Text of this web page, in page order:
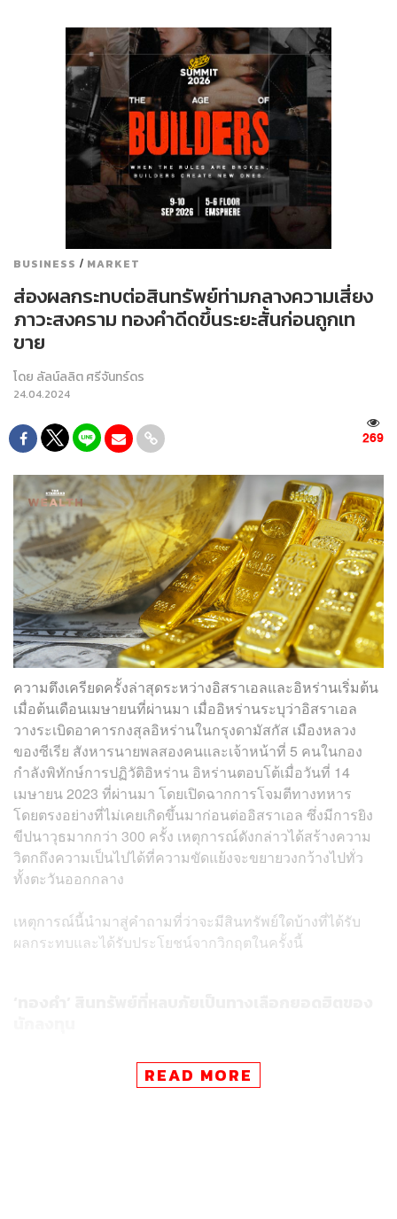
BUSINESS / MARKET
ส่องผลกระทบต่อสินทรัพย์ท่ามกลางความเสี่ยง
ภาวะสงคราม ทองคำดีดขึ้นระยะสั้นก่อนถูกเท
ขาย
โดย ลัลน์ลลิต ศรีจันทร์ดร
24.04.2024
269
ความตึงเครียดครั้งล่าสุดระหว่างอิสราเอลและอิหร่านเริ่มต้น
เมื่อต้นเดือนเมษายนที่ผ่านมา เมื่ออิหร่านระบุว่าอิสราเอล
วางระเบิดอาคารกงสุลอิหร่านในกรุงดามัสกัส เมืองหลวง
ของซีเรีย สังหารนายพลสองคนและเจ้าหน้าที่ 5 คนในกอง
กำลังพิทักษ์การปฏิวัติอิหร่าน อิหร่านตอบโต้เมื่อวันที่ 14
เมษายน 2023 ที่ผ่านมา โดยเปิดฉากการโจมตีทางทหาร
โดยตรงอย่างที่ไม่เคยเกิดขึ้นมาก่อนต่ออิสราเอล ซึ่งมีการยิง
ขีปนาวุธมากกว่า 300 ครั้ง เหตุการณ์ดังกล่าวได้สร้างความ
วิตกถึงความเป็นไปได้ที่ความขัดแย้งจะขยายวงกว้างไปทั่ว
ทั้งตะวันออกกลาง
เหตุการณ์นี้นำมาสู่คำถามที่ว่าจะมีสินทรัพย์ใดบ้างที่ได้รับ
ผลกระทบและได้รับประโยชน์จากวิกฤตในครั้งนี้
การเคลื่อนไหวเพิ่มขึ้นอย่างแข็งแกร่งของทองคำมาจากการ
READ MORE